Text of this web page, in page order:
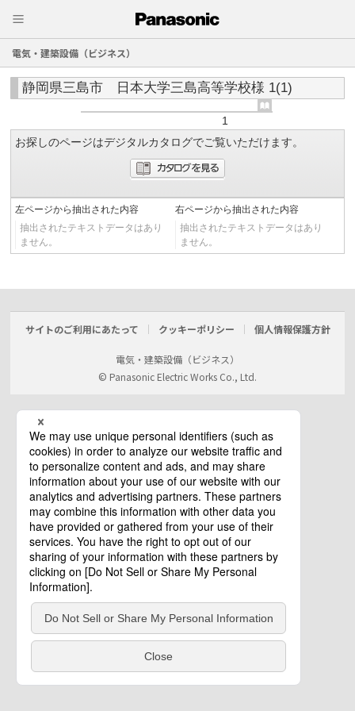
電気・建築設備（ビジネス）
静岡県三島市 日本大学三島高等学校様 1(1)
1
お探しのページはデジタルカタログでご覧いただけます。
左ページから抽出された内容
抽出されたテキストデータはあり
ません。
右ページから抽出された内容
抽出されたテキストデータはあり
ません。
サイトのご利用にあたって クッキーポリシー 個人情報保護方針
電気・建築設備（ビジネス）
© Panasonic Electric Works Co., Ltd.